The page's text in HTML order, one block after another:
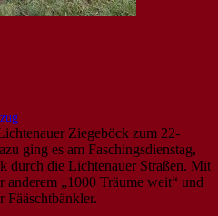
Ziegeböck zum 22-
ging es am Faschingsdienstag,
durch die Lichtenauer Straßen. Mit
anderem „1000 Träume weit“ und
Fääschtbänkler.